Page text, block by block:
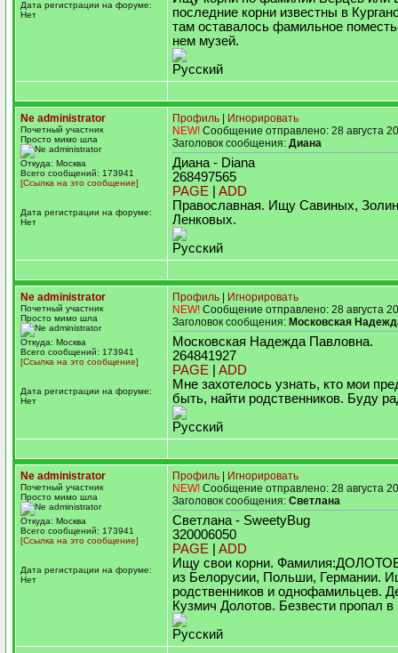
Дата регистрации на форуме:
Нет
последние корни известны в
там оставалось фамильное
нем музей.
Русский
Ne administrator
Почетный участник
Просто мимо шла
Откуда: Москва
Всего сообщений: 173941
[Ссылка на это сообщение]
Дата регистрации на форуме:
Нет
Профиль
Игнорировать
NEW! Сообщение отправлено: 28 августа
Заголовок сообщения: Диана
Диана - Diana
268497565
PAGE
ADD
Православная. Ищу Савиных,
Ленковых.
Русский
Ne administrator
Почетный участник
Просто мимо шла
Откуда: Москва
Всего сообщений: 173941
[Ссылка на это сообщение]
Дата регистрации на форуме:
Нет
Профиль
Игнорировать
NEW! Сообщение отправлено: 28 августа
Заголовок сообщения: Московская
Московская Надежда Павловна.
264841927
PAGE
ADD
Мне захотелось узнать, кто мои
быть, найти родственников. Буду
Русский
Ne administrator
Почетный участник
Просто мимо шла
Откуда: Москва
Всего сообщений: 173941
[Ссылка на это сообщение]
Дата регистрации на форуме:
Нет
Профиль
Игнорировать
NEW! Сообщение отправлено: 28 августа
Заголовок сообщения: Светлана
Светлана - SweetyBug
320006050
PAGE
ADD
Ищу свои корни.
из Белорусии, Польши, Германии.
родственников и однофамильцев.
Кузмич Долотов. Безвести пропал
Русский